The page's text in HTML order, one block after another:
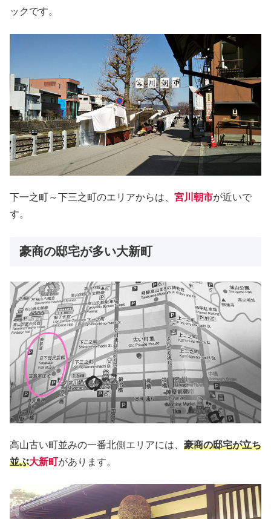
ックです。
下一之町～下三之町のエリアからは、 宮川朝市が近いで
す。
豪商の邸宅が多い大新町
高山古い町並みの一番北側エリアには、 豪商の邸宅が立ち
並ぶ大新町があります。